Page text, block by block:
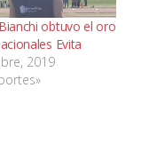
obtuvo el oro
Evita
2019